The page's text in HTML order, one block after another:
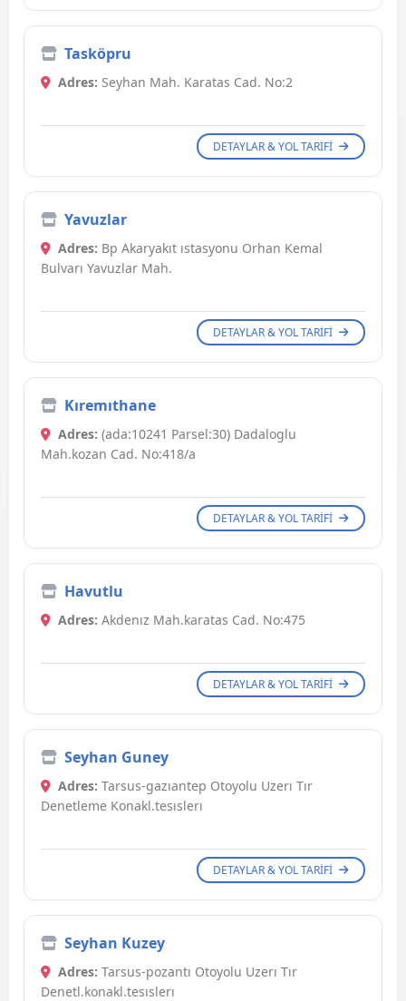
Tasköpru
Adres: Seyhan Mah. Karatas Cad. No:2
DETAYLAR & YOL TARIFI
Yavuzlar
Adres: Bp Akaryakıt ıstasyonu Orhan Kemal
Bulvarı Yavuzlar Mah.
DETAYLAR & YOL TARIFI
Kıremıthane
Adres: (ada:10241 Parsel:30) Dadaloglu
Mah.kozan Cad. No:418/a
DETAYLAR & YOL TARIFI
Havutlu
Adres: Akdenız Mah.karatas Cad. No:475
DETAYLAR & YOL TARIFI
Seyhan Guney
Adres: Tarsus-gazıantep Otoyolu Uzerı Tır
Denetleme Konakl.tesıslerı
DETAYLAR & YOL TARIFI
Seyhan Kuzey
Adres: Tarsus-pozantı Otoyolu Uzerı Tır
Denetl.konakl.tesıslerı